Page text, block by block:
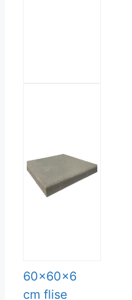
60x60x6
cm flise